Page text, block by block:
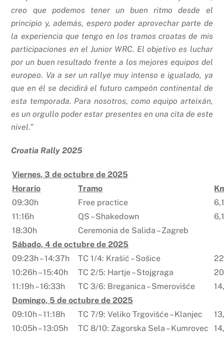
creo que podemos tener un buen ritmo desde el
principio y, además, espero poder aprovechar parte de
la experiencia que tengo en los tramos croatas de mis
participaciones en el Junior WRC. El objetivo es luchar
por un buen resultado frente a los mejores equipos del
europeo. Va a ser un rallye muy intenso e igualado, ya
que en él se decidirá el futuro campeón continental de
esta temporada. Para nosotros, como equipo arteixán,
es un orgullo poder estar presentes en una cita de este
nivel.”
Croatia Rally 2025
Viernes, 3 de octubre de 2025
Horario
Tramo
09:30h
Free practice
11:16h
QS – Shakedown
18:30h
Ceremonia de Salida – Zagreb
Sábado, 4 de octubre de 2025
09:23h – 14:37h
TC 1/4: Krašić – Sošice
10:26h – 15:40h
TC 2/5: Hartje – Stojgraga
11:19h – 16:33h
TC 3/6: Breganica – Smerovišće
Domingo, 5 de octubre de 2025
09:10h – 11:18h
TC 7/9: Veliko Trgovišće – Klanjec
10:05h – 13:05h
TC 8/10: Zagorska Sela – Kumrovec